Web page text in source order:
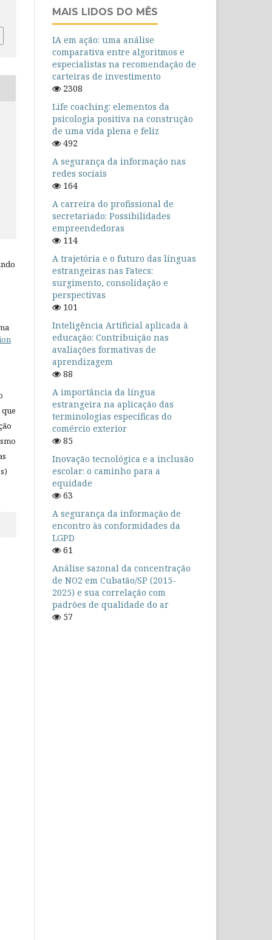
MAIS LIDOS DO MÊS
IA em ação: uma análise
comparativa entre algoritmos e
especialistas na recomendação de
carteiras de investimento
2308
Life coaching: elementos da
psicologia positiva na construção
de uma vida plena e feliz
492
A segurança da informação nas
redes sociais
164
A carreira do profissional de
secretariado: Possibilidades
empreendedoras
114
A trajetória e o futuro das línguas
estrangeiras nas Fatecs:
surgimento, consolidação e
perspectivas
101
Inteligência Artificial aplicada à
educação: Contribuição nas
avaliações formativas de
aprendizagem
88
A importância da língua
estrangeira na aplicação das
terminologias específicas do
comércio exterior
85
Inovação tecnológica e a inclusão
escolar: o caminho para a
equidade
63
A segurança da informação de
encontro às conformidades da
LGPD
61
Análise sazonal da concentração
de NO2 em Cubatão/SP (2015-
2025) e sua correlação com
padrões de qualidade do ar
57